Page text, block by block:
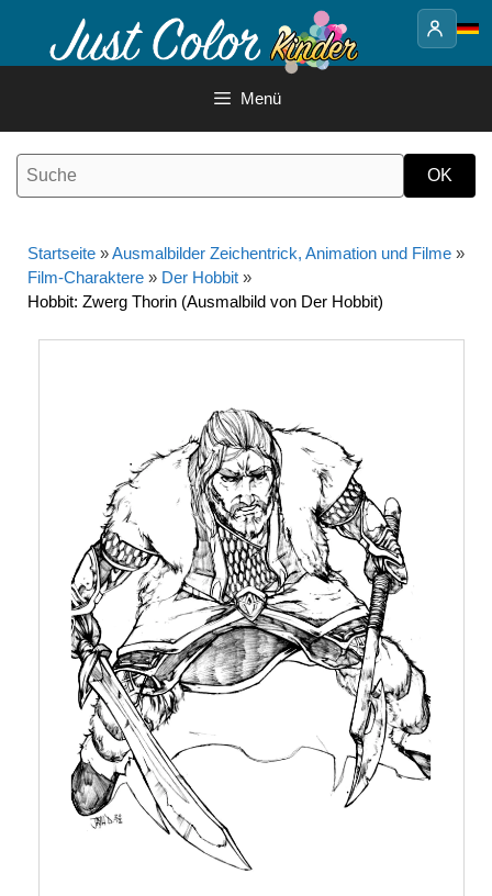
Inhalt
Menü
Startseite »Ausmalbilder Zeichentrick, Animation und Filme »
Film-Charaktere » Der Hobbit »
Hobbit: Zwerg Thorin (Ausmalbild von Der Hobbit)